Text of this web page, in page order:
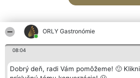
ORLY Gastronómie
08:04
Dobrý deň, radi Vám pomôžeme! 🙂
Organizátor hodnotenia
Bright Side Solutions sp. z o.
Hodnotenie
Laureáti